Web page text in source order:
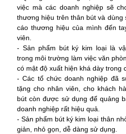
việc mà các doanh nghiệp sẽ
thương hiệu trên thân bút và dùng
cáo thương hiệu của mình đến
viên.
- Sản phẩm bút ký kim loại là
trong môi trường làm việc văn
có mật độ xuất hiện khá dày trong
- Các tổ chức doanh nghiệp đã
tặng cho nhân viên, cho khách
bút còn được sử dụng để quảng
doanh nghiệp rất hiệu quả.
- Sản phẩm bút ký kim loại thân
giản, nhỏ gọn, dễ dàng sử dụng.